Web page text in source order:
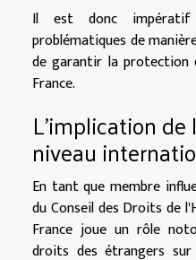
Il est donc
problématiques de
de garantir la protection
France.
L'implication de
niveau
En tant que membre
du Conseil des Droits de
France joue un rôle
droits des étrangers